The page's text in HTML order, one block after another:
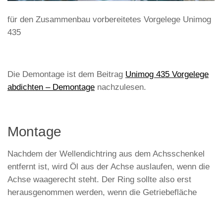
für den Zusammenbau vorbereitetes Vorgelege Unimog
435
Die Demontage ist dem Beitrag Unimog 435 Vorgelege
abdichten – Demontage nachzulesen.
Montage
Nachdem der Wellendichtring aus dem Achsschenkel
entfernt ist, wird Öl aus der Achse auslaufen, wenn die
Achse waagerecht steht. Der Ring sollte also erst
herausgenommen werden, wenn die Getriebefläche